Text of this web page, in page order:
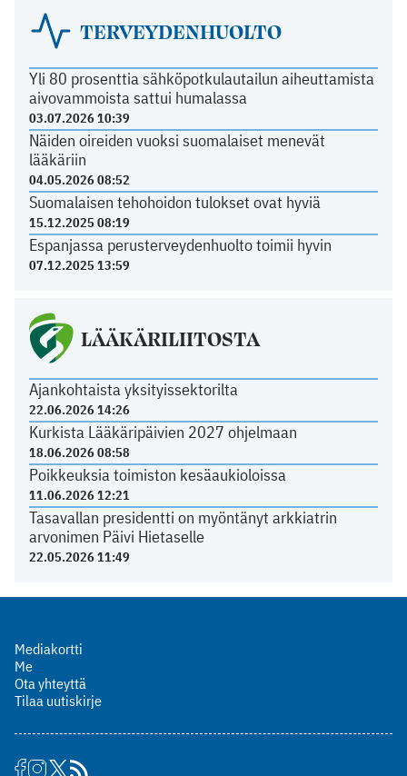
TERVEYDENHUOLTO
Yli 80 prosenttia sähköpotkulautailun aiheuttamista
aivovammoista sattui humalassa
03.07.2026 10:39
Näiden oireiden vuoksi suomalaiset menevät
lääkäriin
04.05.2026 08:52
Suomalaisen tehohoidon tulokset ovat hyviä
15.12.2025 08:19
Espanjassa perusterveydenhuolto toimii hyvin
07.12.2025 13:59
LÄÄKÄRILIITOSTA
Ajankohtaista yksityissektorilta
22.06.2026 14:26
Kurkista Lääkäripäivien 2027 ohjelmaan
18.06.2026 08:58
Poikkeuksia toimiston kesäaukioloissa
11.06.2026 12:21
Tasavallan presidentti on myöntänyt arkkiatrin
arvonimen Päivi Hietaselle
22.05.2026 11:49
Mediakortti
Me
Ota yhteyttä
Tilaa uutiskirje